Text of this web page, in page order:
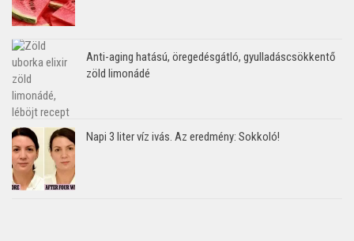
Anti-aging hatású, öregedésgátló, gyulladáscsökkentő
zöld limonádé
Napi 3 liter víz ivás. Az eredmény: Sokkoló!